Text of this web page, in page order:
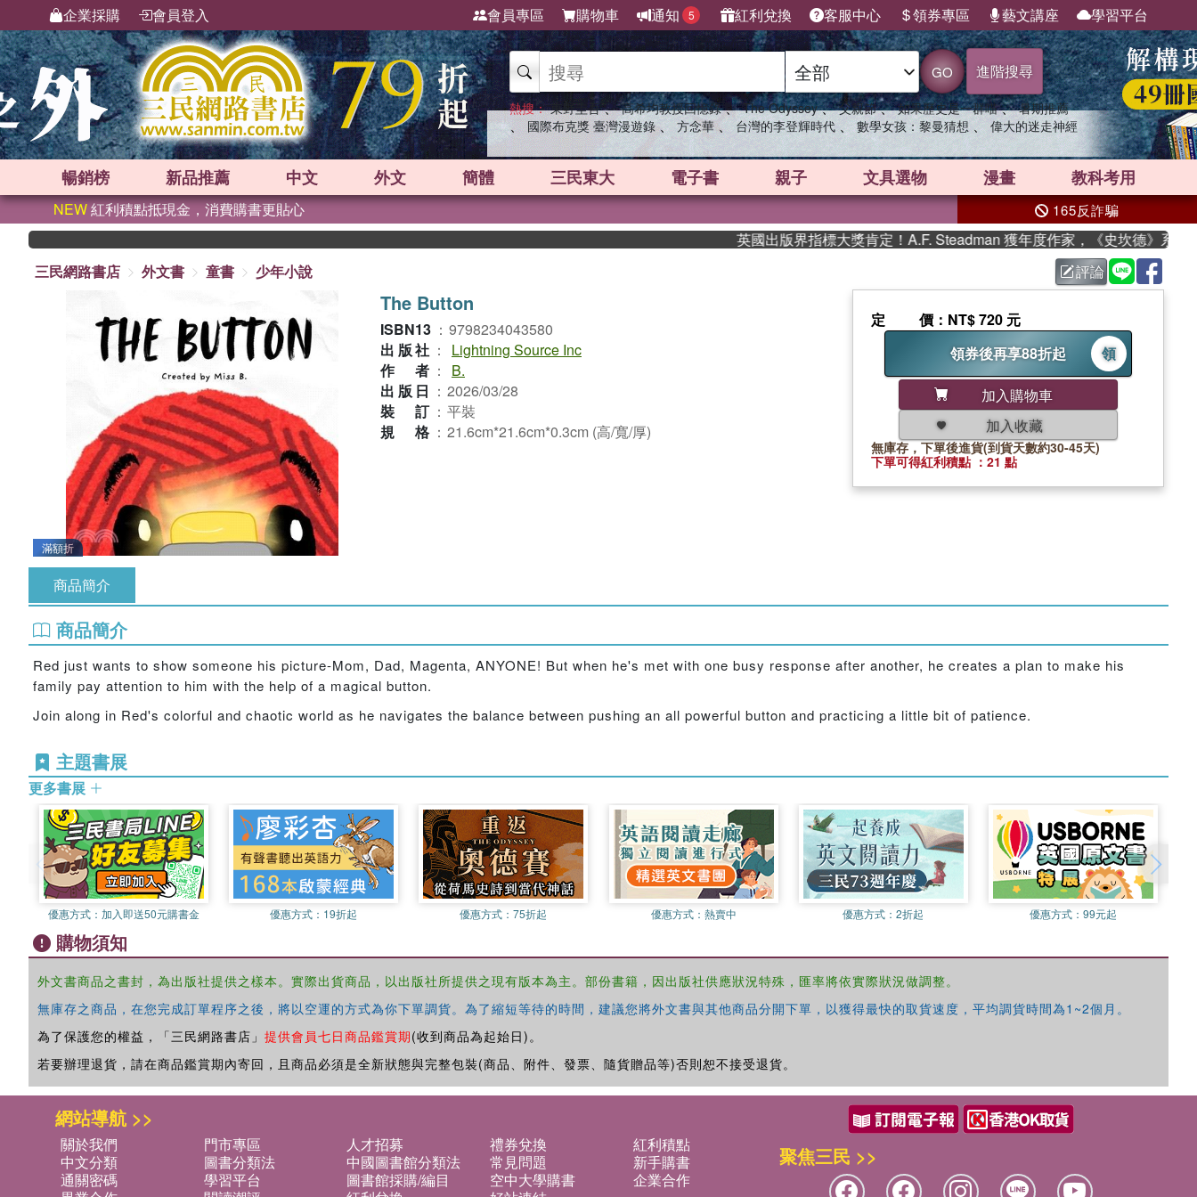
企業採購 會員登入 會員專區 購物車 通知 5 紅利兌換 客服中心 領券專區 藝文講座 學習平台
GO 進階搜尋
熱搜： 東野圭吾 、 高希均教授回憶錄 、 The Odyssey 、 父親節 、 如果歷史是一群喵 、 暑期推薦
、 國際布克獎 臺灣漫遊錄 、 方念華 、 台灣的李登輝時代 、 數學女孩：黎曼猜想 、 偉大的迷走神經
暢銷榜 新品推薦 中文 外文 簡體 三民東大 電子書 親子 文具選物 漫畫 教科考用
NEW紅利積點抵現金，消費購書更貼心 165反詐騙
英國出版界指標大獎肯定！A.F. Steadman 獲年度作家，《史坎德》系列帶
三民網路書店
外文書 童書 少年小說 評論
滿額折
The Button
ISBN13 ： 9798234043580
出版社 ：
Lightning Source Inc
作者 ：
B.
出版日 ： 2026/03/28
裝訂 ： 平裝
規格 ： 21.6cm*21.6cm*0.3cm (高/寬/厚)
定價 ：NT$ 720 元
領券後再享88折起
領
加入購物車
加入收藏
無庫存，下單後進貨(到貨天數約30-45天)
下單可得紅利積點 ：21 點
商品簡介
商品簡介
Red just wants to show someone his picture-Mom, Dad, Magenta, ANYONE! But when he's met with one busy response after another, he creates a plan to make his
family pay attention to him with the help of a magical button.
Join along in Red's colorful and chaotic world as he navigates the balance between pushing an all powerful button and practicing a little bit of patience.
主題書展
更多書展
優惠方式： 加入即送50元購書金 優惠方式： 19折起 優惠方式：75折起 優惠方式： 熱賣中 優惠方式：2折起 優惠方式：99元起
購物須知
外文書商品之書封，為出版社提供之樣本。實際出貨商品，以出版社所提供之現有版本為主。部份書籍，因出版社供應狀況特殊，匯率將依實際狀況做調整。
無庫存之商品，在您完成訂單程序之後，將以空運的方式為你下單調貨。為了縮短等待的時間，建議您將外文書與其他商品分開下單，以獲得最快的取貨速度，平均調貨時間為1~2個月。
為了保護您的權益，「三民網路書店」 提供會員七日商品鑑賞期(收到商品為起始日)。
若要辦理退貨，請在商品鑑賞期內寄回，且商品必須是全新狀態與完整包裝(商品、附件、發票、隨貨贈品等)否則恕不接受退貨。
網站導航 >>
關於我們 門市專區 人才招募 禮券兌換
紅利積點
中文分類
圖書分類法 中國圖書館分類法 常見問題
新手購書
通關密碼
學習平台 圖書館採購/編目 空中大學購書
企業合作
聚焦三民 >>